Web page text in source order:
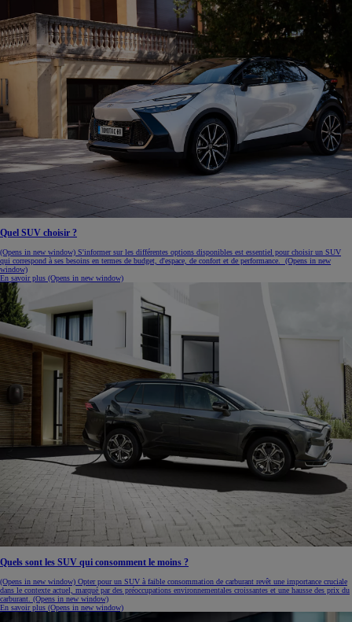
Quel SUV choisir ?
(Opens in new window) S'informer sur les différentes options disponibles est essentiel pour choisir un SUV
qui correspond à ses besoins en termes de budget, d'espace, de confort et de performance. (Opens in new
window)
En savoir plus (Opens in new window)
Quels sont les SUV qui consomment le moins ?
(Opens in new window) Opter pour un SUV à faible consommation de carburant revêt une importance cruciale
dans le contexte actuel, marqué par des préoccupations environnementales croissantes et une hausse des prix du
carburant. (Opens in new window)
En savoir plus (Opens in new window)